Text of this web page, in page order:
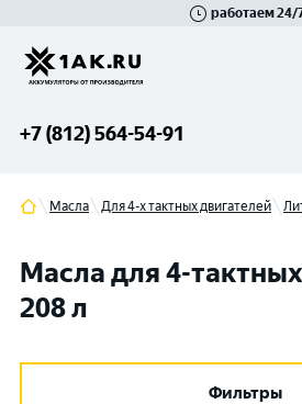
работаем 24/
+7 (812) 564-54-91
Масла Для 4-х тактных двигателей
Масла для 4-
208 л
Фильтры
Гатчина